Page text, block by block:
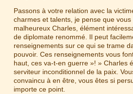
Passons à votre relation avec la
charmes et talents, je pense que
malheureux Charles, élément
de diplomate renommé. Il peut
renseignements sur ce qui se trame
pouvoir. Ces renseignements vous
haut, ces va-t-en guerre »! » Charles
serviteur inconditionnel de la paix.
convaincu à en être, vous êtes si
importe ce point.